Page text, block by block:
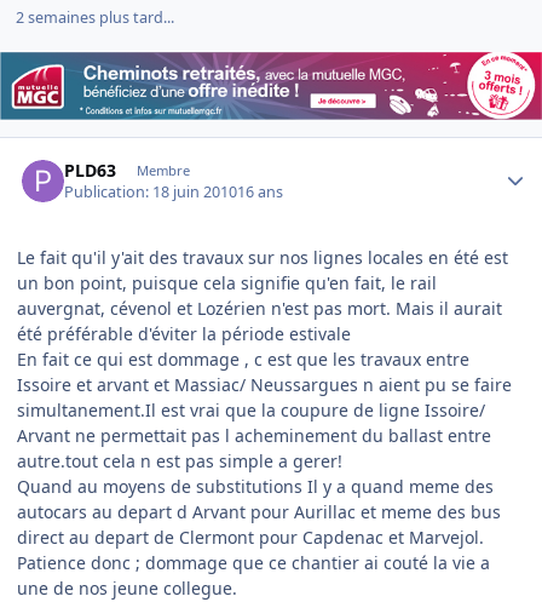
2 semaines plus tard...
PLD63 Membre
Publication: 18 juin 201016 ans
Le fait qu'il y'ait des travaux sur nos lignes locales en été est
un bon point, puisque cela signifie qu'en fait, le rail
auvergnat, cévenol et Lozérien n'est pas mort. Mais il aurait
été préférable d'éviter la période estivale
En fait ce qui est dommage , c est que les travaux entre
Issoire et arvant et Massiac/ Neussargues n aient pu se faire
simultanement.Il est vrai que la coupure de ligne Issoire/
Arvant ne permettait pas l acheminement du ballast entre
autre.tout cela n est pas simple a gerer!
Quand au moyens de substitutions Il y a quand meme des
autocars au depart d Arvant pour Aurillac et meme des bus
direct au depart de Clermont pour Capdenac et Marvejol.
Patience donc ; dommage que ce chantier ai couté la vie a
une de nos jeune collegue.